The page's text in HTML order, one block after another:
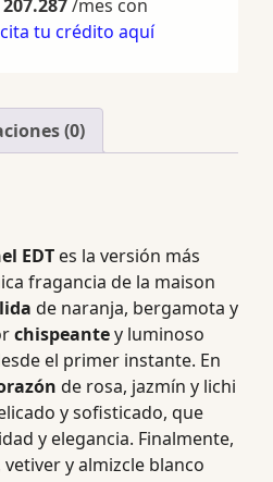
207.287/mes con
tu crédito aquí
(0)
EDT es la versión más
fragancia de la maison
de naranja, bergamota y
chispeantey luminoso
el primer instante. En
de rosa, jazmín y lichi
y sofisticado, que
y elegancia. Finalmente,
y almizcle blanco